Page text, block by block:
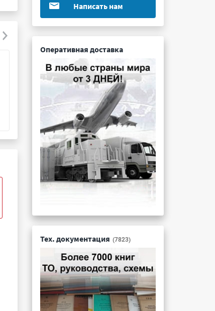
К53-16 47мкФ 20В 20%
Подробнее ...
Написать нам
Оперативная доставка
Тех. документация (7823)